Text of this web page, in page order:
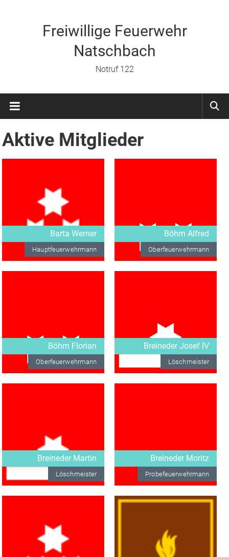
Freiwillige Feuerwehr
Natschbach
Notruf 122
Aktive Mitglieder
Barta Werner
Hauptfeuerwehrmann
Böhm Alfred
Oberfeuerwehrmann
Böhm Florian
Oberfeuerwehrmann
Breineder Josef IV
Löschmeister
Breineder Martin
Löschmeister
Breineder Moritz
Probefeuerwehrmann